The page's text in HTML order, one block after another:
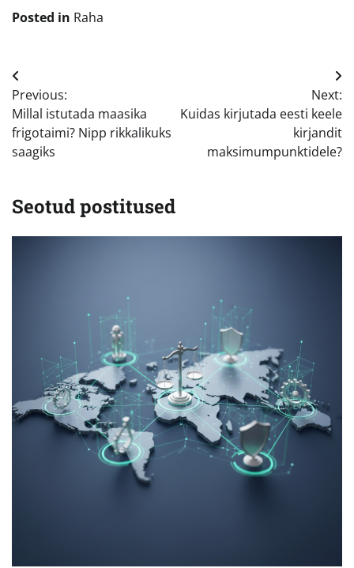
Posted in Raha
Navigeerimine
Previous:
Millal istutada maasika
frigotaimi? Nipp rikkalikuks
saagiks
Next:
Kuidas kirjutada eesti keele
kirjandit
maksimumpunktidele?
Seotud postitused